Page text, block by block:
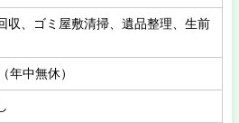
収、ゴミ屋敷清掃、遺品整理、生前
年中無休）